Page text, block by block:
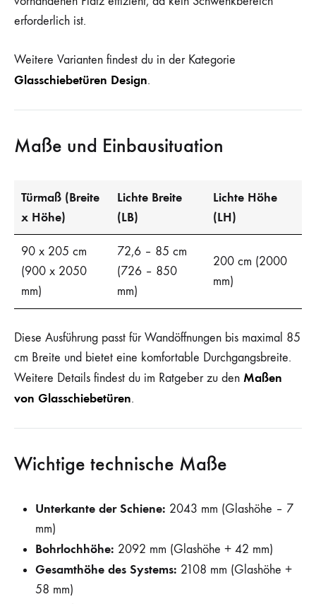
erforderlich ist.
Weitere Varianten findest du in der Kategorie
Glasschiebetüren Design.
Maße und Einbausituation
Türmaß (Breite
x Höhe)
Lichte Breite
(LB)
Lichte Höhe
(LH)
90 x 205 cm
(900 x 2050
mm)
72,6 – 85 cm
(726 – 850
mm)
200 cm (2000
mm)
Diese Ausführung passt für Wandöffnungen bis maximal 85
cm Breite und bietet eine komfortable Durchgangsbreite.
Weitere Details findest du im Ratgeber zu den Maßen
von Glasschiebetüren.
Wichtige technische Maße
Unterkante der Schiene: 2043 mm (Glashöhe – 7
mm)
Bohrlochhöhe: 2092 mm (Glashöhe + 42 mm)
Gesamthöhe des Systems: 2108 mm (Glashöhe +
58 mm)